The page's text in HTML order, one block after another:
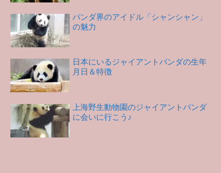
パンダ界のアイドル「シャンシャン」
の魅力
日本にいるジャイアントパンダの生年
月日＆特徴
上海野生動物園のジャイアントパンダ
に会いに行こう♪